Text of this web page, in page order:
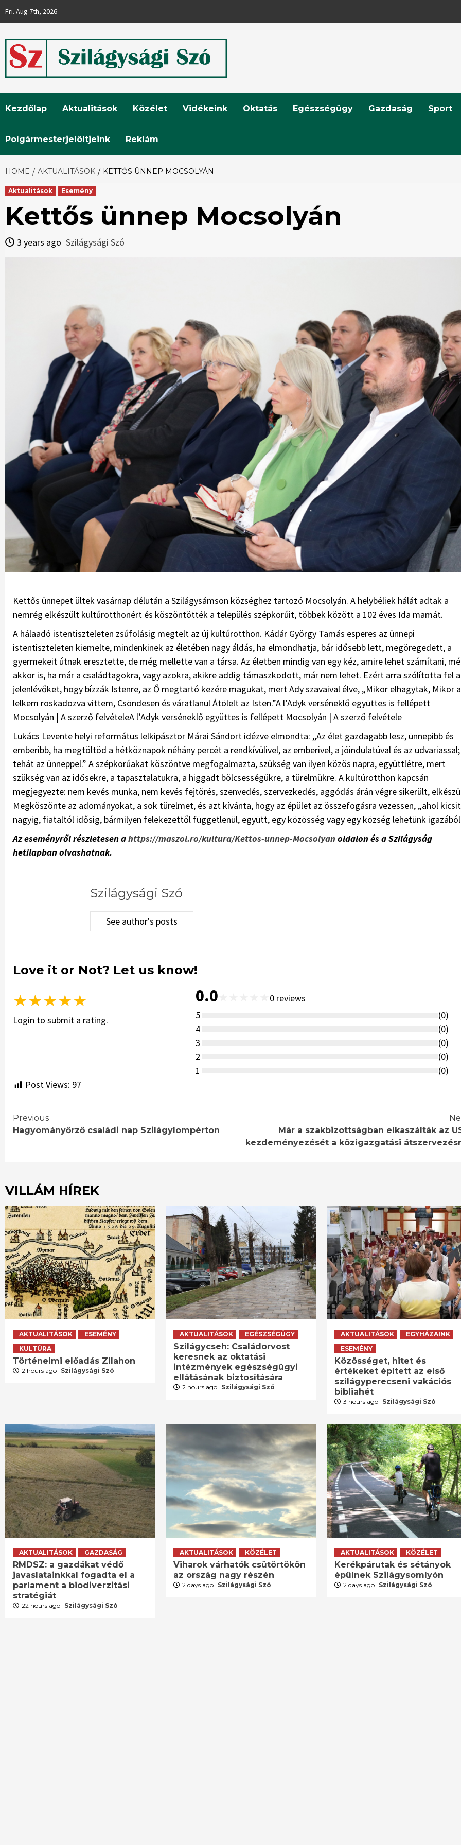
Fri. Aug 7th, 2026
Szilágysági
Szó
Kezdőlap Aktualitások Közélet Vidékeink Oktatás Egészségügy Gazdaság Sport
Polgármesterjelöltjeink Reklám
HOME AKTUALITÁSOK KETTŐS ÜNNEP MOCSOLYÁN
Aktualitások Esemény
Kettős ünnep Mocsolyán
3 years ago Szilágysági Szó
Kettős ünnepet ültek vasárnap délután a Szilágysámson községhez tartozó Mocsolyán. A helybéliek hálát adtak a
nemrég elkészült kultúrotthonért és köszöntötték a település szépkorúit, többek között a 102 éves Ida mamát.
A hálaadó istentiszteleten zsúfolásig megtelt az új kultúrotthon. Kádár György Tamás esperes az ünnepi
istentiszteleten kiemelte, mindenkinek az életében nagy áldás, ha elmondhatja, bár idősebb lett, megöregedett, a
gyermekeit útnak eresztette, de még mellette van a társa. Az életben mindig van egy kéz, amire lehet számítani,
akkor is, ha már a családtagokra, vagy azokra, akikre addig támaszkodott, már nem lehet. Ezért arra szólította fel a
jelenlévőket, hogy bízzák Istenre, az Ő megtartó kezére magukat, mert Ady szavaival élve, „Mikor elhagytak, Mikor a
lelkem roskadozva vittem, Csöndesen és váratlanul Átölelt az Isten.”A l’Adyk verséneklő együttes is fellépett
Mocsolyán | A szerző felvételeA l’Adyk verséneklő együttes is fellépett Mocsolyán | A szerző felvétele
Lukács Levente helyi református lelkipásztor Márai Sándort idézve elmondta: ,,Az élet gazdagabb lesz, ünnepibb és
emberibb, ha megtöltöd a hétköznapok néhány percét a rendkívülivel, az emberivel, a jóindulatúval és az udvariassal;
tehát az ünneppel.” A szépkorúakat köszöntve megfogalmazta, szükség van ilyen közös napra, együttlétre, mert
szükség van az idősekre, a tapasztalatukra, a higgadt bölcsességükre, a türelmükre. A kultúrotthon kapcsán
megjegyezte: nem kevés munka, nem kevés fejtörés, szenvedés, szervezkedés, aggódás árán végre sikerült,
Megköszönte az adományokat, a sok türelmet, és azt kívánta, hogy az épület az összefogásra vezessen, „ahol
nagyig, fiataltól idősig, bármilyen felekezettől függetlenül, együtt, egy közösség vagy egy község lehetünk
Az eseményről részletesen ahttps://maszol.ro/kultura/Kettos-unnep-Mocsolyanoldalon és a Szilágyság
hetilapban olvashatnak.
Szilágysági Szó
See author's posts
Love it or Not? Let us know!
★★★★★
Login to submit a rating.
0.0 0 reviews
5
(0)
4
(0)
3
(0)
2
(0)
1
(0)
Post Views: 97
Continue
Previous
Hagyományőrző családi nap Szilágylompérton
Már a szakbizottságban elkaszálták az
kezdeményezését a közigazgatási
VILLÁM HÍREK
AKTUALITÁSOK
ESEMÉNY
KULTÚRA
Történelmi előadás Zilahon
2 hours ago Szilágysági Szó
AKTUALITÁSOK EGÉSZSÉGÜGY
Szilágycseh: Családorvost
keresnek az oktatási
intézmények egészségügyi
ellátásának biztosítására
2 hours ago Szilágysági Szó
AKTUALITÁSOK
EGYHÁZAINK
ESEMÉNY
Közösséget, hitet és
értékeket épített az első
szilágyperecseni vakációs
bibliahét
3 hours ago Szilágysági Szó
AKTUALITÁSOK GAZDASÁG
RMDSZ: a gazdákat védő
javaslatainkkal fogadta el a
parlament a biodiverzitási
stratégiát
22 hours ago Szilágysági Szó
AKTUALITÁSOK KÖZÉLET
Viharok várhatók csütörtökön
az ország nagy részén
2 days ago Szilágysági Szó
AKTUALITÁSOK KÖZÉLET
Kerékpárutak és sétányok
épülnek Szilágysomlyón
2 days ago Szilágysági Szó